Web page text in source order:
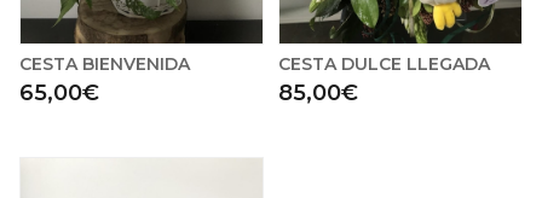
CESTA BIENVENIDA
65,00€
CESTA DULCE LLEGADA
85,00€